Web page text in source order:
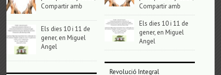
Compartir amb
Els dies 10 i 11 de
gener, en Miguel
Angel
Compartir amb
Els dies 10 i 11 de
gener, en Miguel
Angel
Revolució Integral